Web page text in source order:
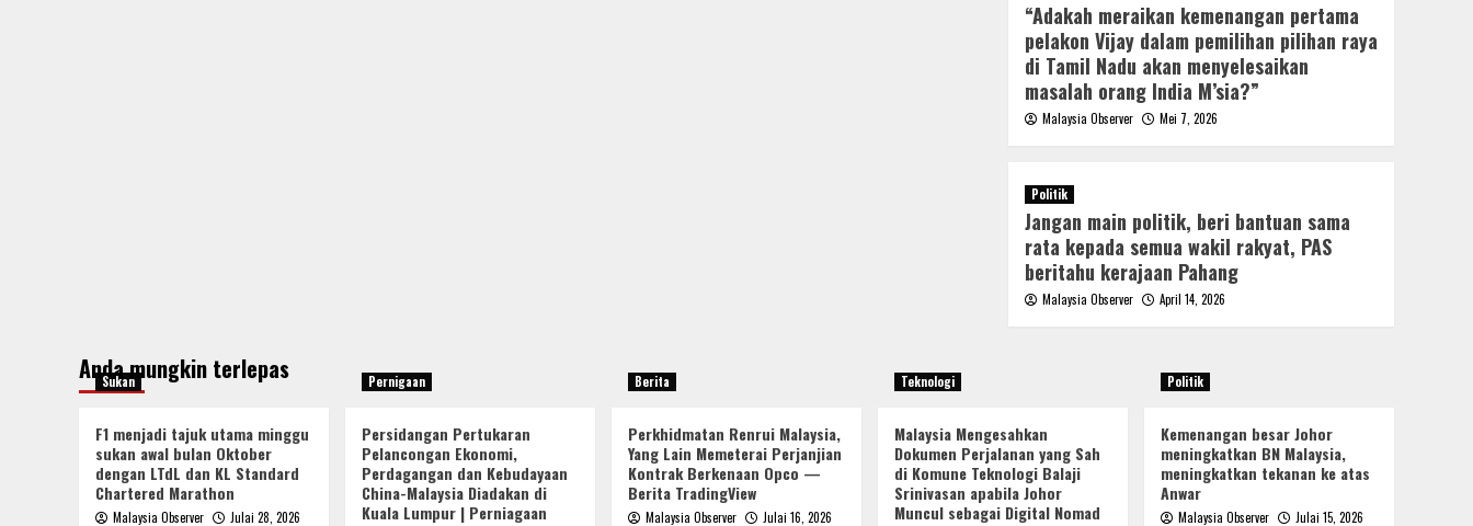
“Adakah meraikan kemenangan pertama
pelakon Vijay dalam pemilihan pilihan raya
di Tamil Nadu akan menyelesaikan
masalah orang India M’sia?”
Malaysia Observer Mei 7, 2026
Politik
Jangan main politik, beri bantuan sama
rata kepada semua wakil rakyat, PAS
beritahu kerajaan Pahang
Malaysia Observer April 14, 2026
Anda mungkin terlepas
Sukan
F1 menjadi tajuk utama minggu
sukan awal bulan Oktober
dengan LTdL dan KL Standard
Chartered Marathon
Malaysia Observer Julai 28, 2026
Pernigaan
Persidangan Pertukaran
Pelancongan Ekonomi,
Perdagangan dan Kebudayaan
China-Malaysia Diadakan di
Kuala Lumpur | Perniagaan
Berita
Perkhidmatan Renrui Malaysia,
Yang Lain Memeterai Perjanjian
Kontrak Berkenaan Opco —
Berita TradingView
Malaysia Observer Julai 16, 2026
Teknologi
Malaysia Mengesahkan
Dokumen Perjalanan yang Sah
di Komune Teknologi Balaji
Srinivasan apabila Johor
Muncul sebagai Digital Nomad
Politik
Kemenangan besar Johor
meningkatkan BN Malaysia,
meningkatkan tekanan ke atas
Anwar
Malaysia Observer Julai 15, 2026